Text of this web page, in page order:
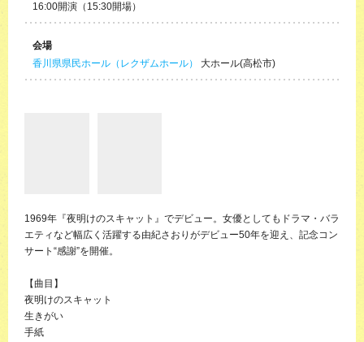
16:00開演（15:30開場）
会場
香川県県民ホール（レクザムホール）
大ホール(高松市)
1969年『夜明けのスキャット』でデビュー。女優としてもドラマ・バラ
エティなど幅広く活躍する由紀さおりがデビュー50年を迎え、記念コン
サート“感謝”を開催。
【曲目】
夜明けのスキャット
生きがい
手紙